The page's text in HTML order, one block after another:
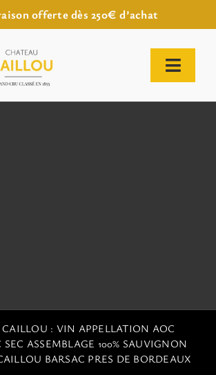
offerte dès 250€ d’achat
CAILLOU : VIN APPELLATION AOC
ASSEMBLAGE 100% SAUVIGNON
BARSAC PRES DE BORDEAUX